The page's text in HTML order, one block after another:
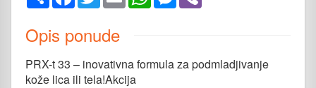
Opis ponude
PRX-t 33 – inovativna formula za podmladjivanje
kože lica ili tela!Akcija